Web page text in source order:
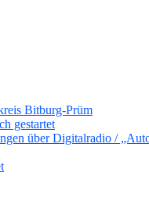
Bitburg-Prüm
gestartet
über Digitalradio /